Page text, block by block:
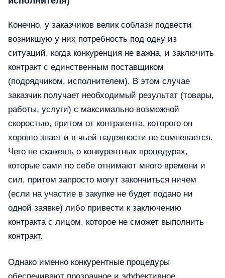
Конечно, у заказчиков велик соблазн подвести
возникшую у них потребность под одну из
ситуаций, когда конкуренция не важна, и заключить
контракт с единственным поставщиком
(подрядчиком, исполнителем). В этом случае
заказчик получает необходимый результат (товары,
работы, услуги) с максимально возможной
скоростью, притом от контрагента, которого он
хорошо знает и в чьей надежности не сомневается.
Чего не скажешь о конкурентных процедурах,
которые сами по себе отнимают много времени и
сил, притом запросто могут закончиться ничем
(если на участие в закупке не будет подано ни
одной заявке) либо привести к заключению
контракта с лицом, которое не сможет выполнить
контракт.
Однако именно конкурентные процедуры